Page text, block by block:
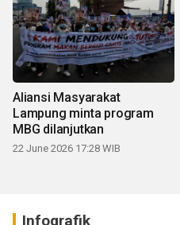
Aliansi Masyarakat
Lampung minta program
MBG dilanjutkan
22 June 2026 17:28 WIB
Infografik